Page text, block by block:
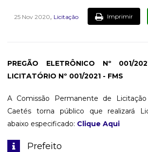
25 Nov 2020, Licitação Imprimir
PREGÃO ELETRÔNICO Nº 001/
LICITATÓRIO Nº 001/2021 - FMS
A Comissão Permanente de
Caetés torna público que realizará
abaixo especificado: Clique Aqui
Prefeito